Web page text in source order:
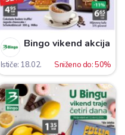
Bingo vikend akcija
Ističe: 18.02. Sniženo do: 50%